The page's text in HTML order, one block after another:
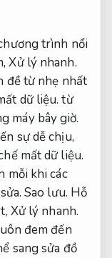
trình nổi
Xử lý nhanh.
đề từ nhẹ nhất
dữ liệu. từ
máy bây giờ.
sự dễ chịu,
mất dữ liệu.
mỗi khi các
Sao lưu. Hỗ
Xử lý nhanh.
đem đến
sang sửa đồ